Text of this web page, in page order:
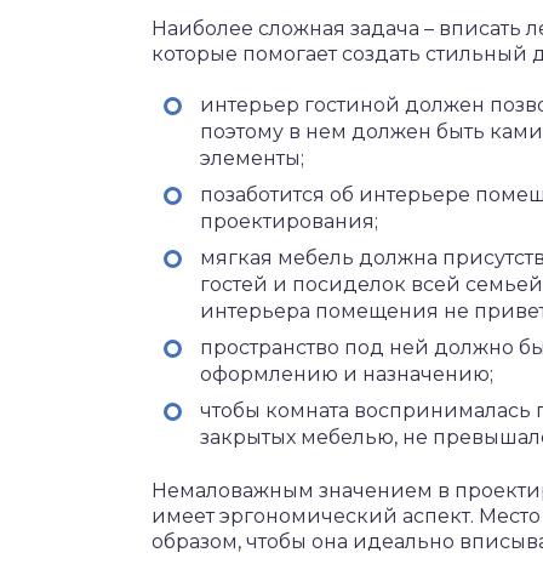
Наиболее сложная задача – вписать
которые помогает создать стильный
интерьер гостиной должен
поэтому в нем должен быть
элементы;
позаботится об интерьере
проектирования;
мягкая мебель должна
гостей и посиделок всей
интерьера помещения не
пространство под ней должно
оформлению и назначению;
чтобы комната воспринималась
закрытых мебелью, не
Немаловажным значением в
имеет эргономический аспект.
образом, чтобы она идеально